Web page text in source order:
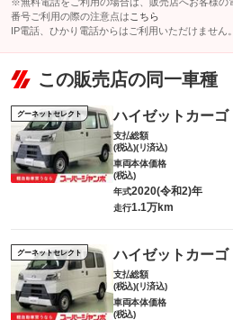
番号ご利用の際の注意点は こちら
IP電話、ひかり電話からはご利用いただけません。
この販売店の同一車種
グーネットセレクト ハイゼットカーゴ
支払総額
(税込)(リ済込)
車両本体価格
(税込)
年式2020(令和2)年
走行1.1万km
グーネットセレクト ハイゼットカーゴ
支払総額
(税込)(リ済込)
車両本体価格
(税込)